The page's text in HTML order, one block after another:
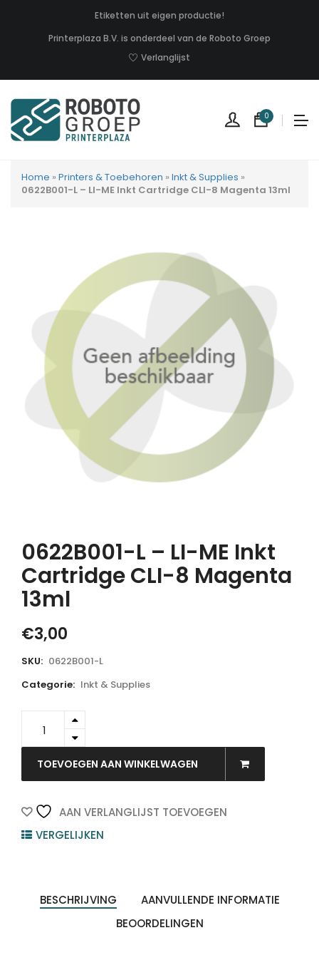
Etiketten uit eigen productie!
Printerplaza B.V. is onderdeel van de Roboto Groep
Verlanglijst
0
Home » Printers & Toebehoren » Inkt & Supplies »
0622B001-L – LI-ME Inkt Cartridge CLI-8 Magenta 13ml
0622B001-L – LI-ME Inkt
Cartridge CLI-8 Magenta
13ml
€3,00
SKU: 0622B001-L
Categorie: Inkt & Supplies
0622B001-
-
ME
Cartridge
8
TOEVOEGEN AAN WINKELWAGEN
AAN VERLANGLIJST TOEVOEGEN
VERGELIJKEN
BESCHRIJVING
AANVULLENDE INFORMATIE
BEOORDELINGEN